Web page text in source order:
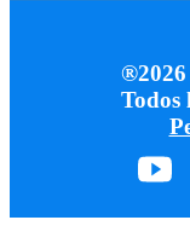
Todos